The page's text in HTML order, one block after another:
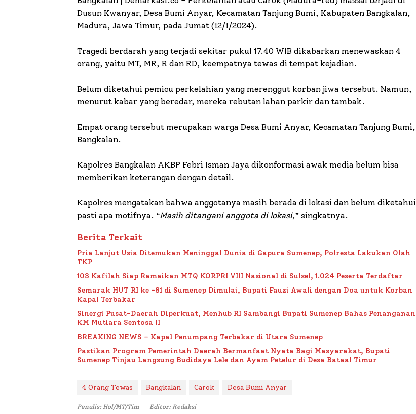
Dusun Kwanyar, Desa Bumi Anyar, Kecamatan Tanjung Bumi, Kabupaten Bangkalan,
Madura, Jawa Timur, pada Jumat (12/1/2024).
Tragedi berdarah yang terjadi sekitar pukul 17.40 WIB dikabarkan menewaskan 4
orang, yaitu MT, MR, R dan RD, keempatnya tewas di tempat kejadian.
Belum diketahui pemicu perkelahian yang merenggut korban jiwa tersebut. Namun,
menurut kabar yang beredar, mereka rebutan lahan parkir dan tambak.
Empat orang tersebut merupakan warga Desa Bumi Anyar, Kecamatan Tanjung Bumi,
Bangkalan.
Kapolres Bangkalan AKBP Febri Isman Jaya dikonformasi awak media belum bisa
memberikan keterangan dengan detail.
Kapolres mengatakan bahwa anggotanya masih berada di lokasi dan belum diketahui
pasti apa motifnya. “Masih ditangani anggota di lokasi,” singkatnya.
Berita Terkait
Pria Lanjut Usia Ditemukan Meninggal Dunia di Gapura Sumenep, Polresta Lakukan Olah
TKP
103 Kafilah Siap Ramaikan MTQ KORPRI VIII Nasional di Sulsel, 1.024 Peserta Terdaftar
Semarak HUT RI ke -81 di Sumenep Dimulai, Bupati Fauzi Awali dengan Doa untuk Korban
Kapal Terbakar
Sinergi Pusat-Daerah Diperkuat, Menhub RI Sambangi Bupati Sumenep Bahas Penanganan
KM Mutiara Sentosa II
BREAKING NEWS – Kapal Penumpang Terbakar di Utara Sumenep
Pastikan Program Pemerintah Daerah Bermanfaat Nyata Bagi Masyarakat, Bupati
Sumenep Tinjau Langsung Budidaya Lele dan Ayam Petelur di Desa Bataal Timur
4 Orang Tewas Bangkalan Carok Desa Bumi Anyar
Penulis: Hol/MT/Tim Editor: Redaksi